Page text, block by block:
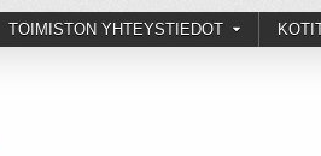
TOIMISTON YHTEYSTIEDOT